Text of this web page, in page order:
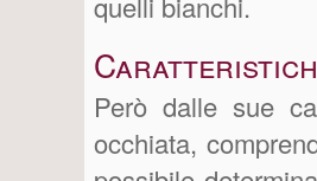
Però dalle sue
occhiata,